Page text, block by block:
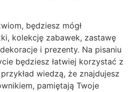
będziesz mógł
kolekcję zabawek, zastawę
i prezenty. Na pisaniu
będziesz łatwiej korzystać z
wiedzą, że znajdujesz
pamiętają Twoje